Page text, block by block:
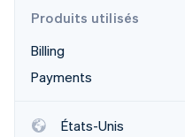
Produits utilisés
Billing
Payments
États-Unis